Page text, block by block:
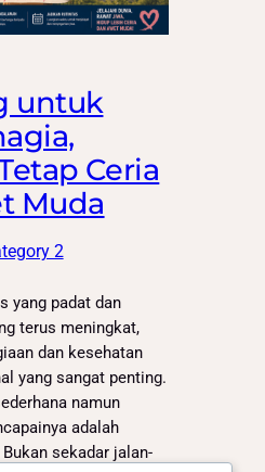
untuk
Ceria
Muda
2
yang padat dan
terus meningkat,
dan kesehatan
yang sangat penting.
namun
adalah
sekadar jalan-